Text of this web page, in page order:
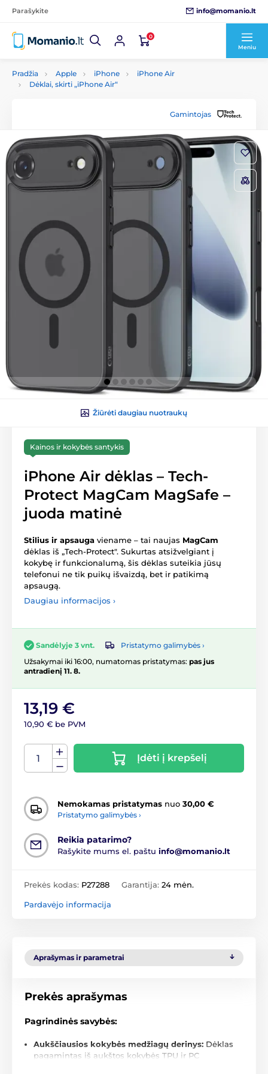
Parašykite info@momanio.lt
0
Meniu
Pradžia Apple iPhone
iPhone Air
Dėklai, skirti „iPhone Air“
Gamintojas
Žiūrėti daugiau nuotraukų
Kainos ir kokybės santykis
iPhone Air dėklas – Tech-
Protect MagCam MagSafe –
juoda matinė
Stilius ir apsauga viename – tai naujas MagCam
dėklas iš „Tech-Protect". Sukurtas atsižvelgiant į
kokybę ir funkcionalumą, šis dėklas suteikia jūsų
telefonui ne tik puikų išvaizdą, bet ir patikimą
apsaugą.
Daugiau informacijos ›
Sandėlyje 3 vnt.
Pristatymo galimybės ›
Užsakymai iki 16:00, numatomas pristatymas: pas jus
antradienį 11. 8.
13,19 €
10,90 € be PVM
Įdėti į krepšelį
Nemokamas pristatymas nuo 30,00 €
Pristatymo galimybės ›
Reikia patarimo?
Rašykite mums el. paštu info@momanio.lt
Prekės kodas: P27288 Garantija: 24 mėn.
Pardavėjo informacija
Aprašymas ir parametrai
Prekės aprašymas
Pagrindinės savybės:
Aukščiausios kokybės medžiagų derinys: Dėklas
pagamintas iš aukštos kokybės TPU ir PC